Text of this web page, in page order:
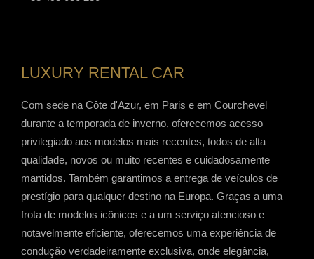
LUXURY RENTAL CAR
Com sede na Côte d'Azur, em Paris e em Courchevel
durante a temporada de inverno, oferecemos acesso
privilegiado aos modelos mais recentes, todos de alta
qualidade, novos ou muito recentes e cuidadosamente
mantidos. Também garantimos a entrega de veículos de
prestígio para qualquer destino na Europa. Graças a uma
frota de modelos icônicos e a um serviço atencioso e
notavelmente eficiente, oferecemos uma experiência de
condução verdadeiramente exclusiva, onde elegância,